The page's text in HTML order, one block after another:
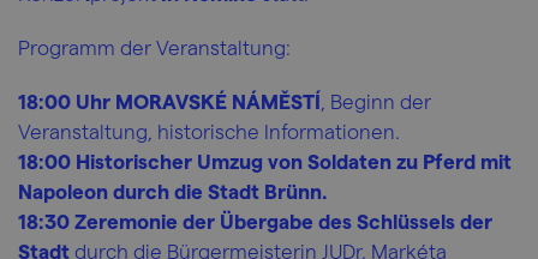
Programm der Veranstaltung:
18:00 Uhr MORAVSKÉ NÁMĚSTÍ , Beginn der
Veranstaltung, historische Informationen.
18:00 Historischer Umzug von Soldaten zu Pferd mit
Napoleon durch die Stadt Brünn.
18:30 Zeremonie der Übergabe des Schlüssels der
Stadt durch die Bürgermeisterin JUDr. Markéta